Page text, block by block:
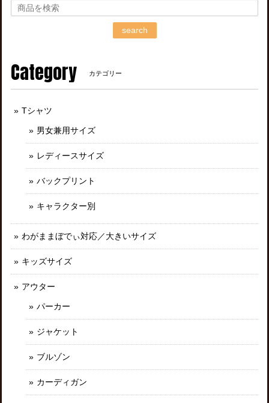
search
Category カテゴリー
Tシャツ
男女兼用サイズ
レディースサイズ
バックプリント
キャラクター別
わがままぼでぃ対応／大きいサイズ
キッズサイズ
アウター
パーカー
ジャケット
ブルゾン
カーディガン